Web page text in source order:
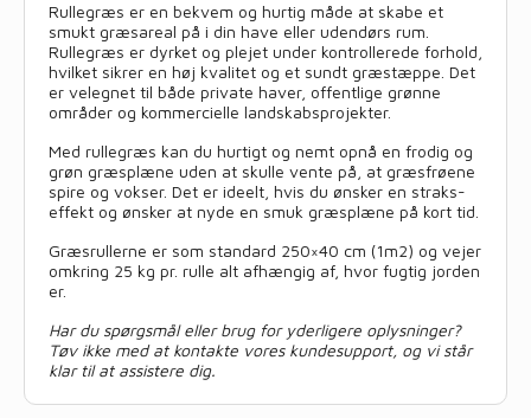
Rullegræs er en bekvem og hurtig måde at skabe et
smukt græsareal på i din have eller udendørs rum.
Rullegræs er dyrket og plejet under kontrollerede forhold,
hvilket sikrer en høj kvalitet og et sundt græstæppe. Det
er velegnet til både private haver, offentlige grønne
områder og kommercielle landskabsprojekter.
Med rullegræs kan du hurtigt og nemt opnå en frodig og
grøn græsplæne uden at skulle vente på, at græsfrøene
spire og vokser. Det er ideelt, hvis du ønsker en straks-
effekt og ønsker at nyde en smuk græsplæne på kort tid.
Græsrullerne er som standard 250×40 cm (1m2) og vejer
omkring 25 kg pr. rulle alt afhængig af, hvor fugtig jorden
er.
Har du spørgsmål eller brug for yderligere oplysninger?
Tøv ikke med at kontakte vores kundesupport, og vi står
klar til at assistere dig.